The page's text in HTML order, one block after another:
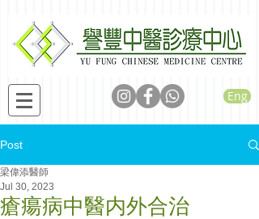
Eng
Post
瘡瘍病中醫内外合治
梁偉添醫師
Jul 30, 2023